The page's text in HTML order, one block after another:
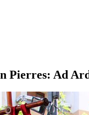
Pierres: Ad